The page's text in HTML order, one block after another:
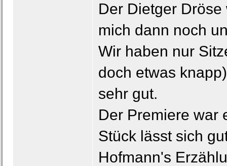
Der Dietger
mich dann noch
Wir haben nur
doch etwas
sehr gut.
Der Premiere war
Stück lässt sich
Hofmann's